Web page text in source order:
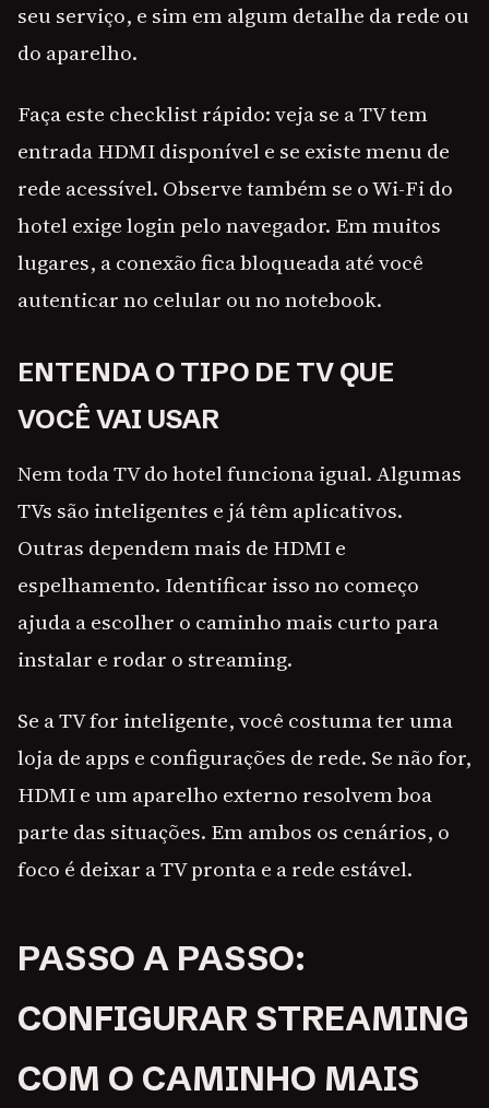
seu serviço, e sim em algum detalhe da rede ou
do aparelho.
Faça este checklist rápido: veja se a TV tem
entrada HDMI disponível e se existe menu de
rede acessível. Observe também se o Wi-Fi do
hotel exige login pelo navegador. Em muitos
lugares, a conexão fica bloqueada até você
autenticar no celular ou no notebook.
ENTENDA O TIPO DE TV QUE
VOCÊ VAI USAR
Nem toda TV do hotel funciona igual. Algumas
TVs são inteligentes e já têm aplicativos.
Outras dependem mais de HDMI e
espelhamento. Identificar isso no começo
ajuda a escolher o caminho mais curto para
instalar e rodar o streaming.
Se a TV for inteligente, você costuma ter uma
loja de apps e configurações de rede. Se não for,
HDMI e um aparelho externo resolvem boa
parte das situações. Em ambos os cenários, o
foco é deixar a TV pronta e a rede estável.
PASSO A PASSO:
CONFIGURAR STREAMING
COM O CAMINHO MAIS